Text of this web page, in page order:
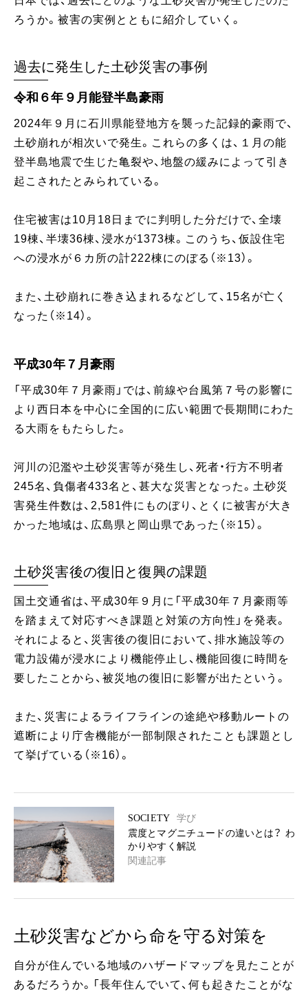
ろうか。被害の実例とともに紹介していく。
過去に発生した土砂災害の事例
令和６年９月能登半島豪雨
2024年９月に石川県能登地方を襲った記録的豪雨で、
土砂崩れが相次いで発生。これらの多くは、１月の能
登半島地震で生じた亀裂や、地盤の緩みによって引き
起こされたとみられている。
住宅被害は10月18日までに判明した分だけで、全壊
19棟、半壊36棟、浸水が1373棟。このうち、仮設住宅
への浸水が６カ所の計222棟にのぼる（※13）。
また、土砂崩れに巻き込まれるなどして、15名が亡く
なった（※14）。
平成30年７月豪雨
「平成30年７月豪雨」では、前線や台風第７号の影響に
より西日本を中心に全国的に広い範囲で⾧期間にわた
る大雨をもたらした。
河川の氾濫や土砂災害等が発生し、死者・行方不明者
245名、負傷者433名と、甚大な災害となった。土砂災
害発生件数は、2,581件にものぼり、とくに被害が大き
かった地域は、広島県と岡山県であった（※15）。
土砂災害後の復旧と復興の課題
国土交通省は、平成30年９月に「平成30年７月豪雨等
を踏まえて対応すべき課題と対策の方向性」を発表。
それによると、災害後の復旧において、排水施設等の
電力設備が浸水により機能停止し、機能回復に時間を
要したことから、被災地の復旧に影響が出たという。
また、災害によるライフラインの途絶や移動ルートの
遮断により庁舎機能が一部制限されたことも課題とし
て挙げている（※16）。
SOCIETY
学び
震度とマグニチュードの違いとは？ わ
かりやすく解説
関連記事
土砂災害などから命を守る対策を
自分が住んでいる地域のハザードマップを見たことが
あるだろうか。「長年住んでいて、何も起きたことがな